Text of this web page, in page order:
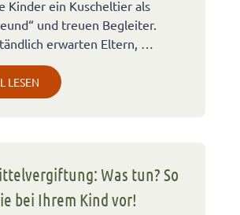
Kinder ein Kuscheltier als
und treuen Begleiter.
erwarten Eltern, …
LESEN
Was tun? So
bei Ihrem Kind vor!